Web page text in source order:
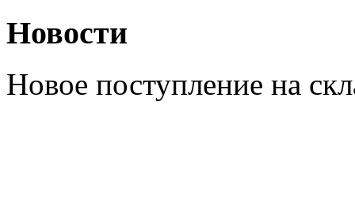
Новости
Новое поступление на